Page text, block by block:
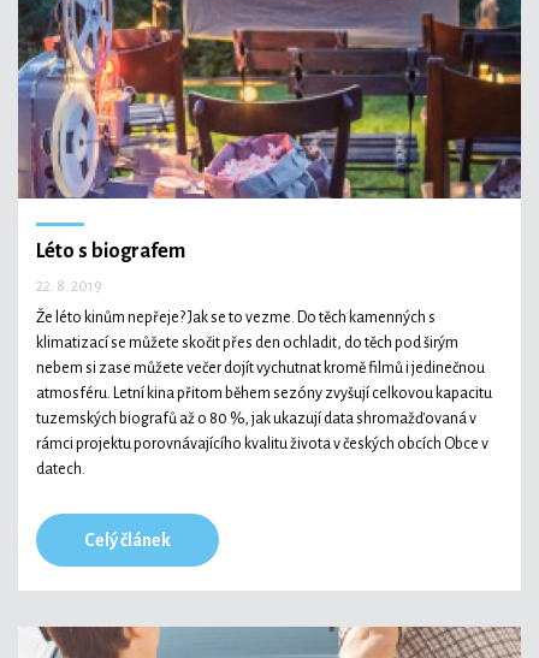
Léto s biografem
22. 8. 2019
Že léto kinům nepřeje? Jak se to vezme. Do těch kamenných s
klimatizací se můžete skočit přes den ochladit, do těch pod širým
nebem si zase můžete večer dojít vychutnat kromě filmů i jedinečnou
atmosféru. Letní kina přitom během sezóny zvyšují celkovou kapacitu
tuzemských biografů až o 80 %, jak ukazují data shromažďovaná v
rámci projektu porovnávajícího kvalitu života v českých obcích Obce v
datech.
Celý článek